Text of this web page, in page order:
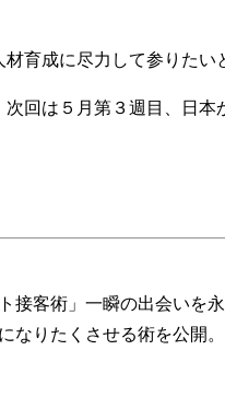
育成に尽力して参りたい
回は５月第３週目、日
接客術」一瞬の出会いを
なりたくさせる術を公